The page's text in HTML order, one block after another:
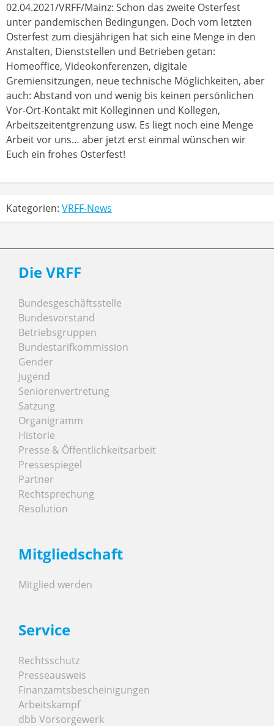
02.04.2021/VRFF/Mainz: Schon das zweite Osterfest
unter pandemischen Bedingungen. Doch vom letzten
Osterfest zum diesjährigen hat sich eine Menge in den
Anstalten, Dienststellen und Betrieben getan:
Homeoffice, Videokonferenzen, digitale
Gremiensitzungen, neue technische Möglichkeiten, aber
auch: Abstand von und wenig bis keinen persönlichen
Vor-Ort-Kontakt mit Kolleginnen und Kollegen,
Arbeitszeitentgrenzung usw. Es liegt noch eine Menge
Arbeit vor uns… aber jetzt erst einmal wünschen wir
Euch ein frohes Osterfest!
Kategorien: VRFF-News
Die VRFF
Bundesgeschäftsstelle
Bundesvorstand
Betriebsgruppen
Bundestarifkommission
Gender
Jugend
Seniorenvertretung
Satzung
Organigramm
Historie
Presse & Öffentlichkeitsarbeit
Pressespiegel
Partner
Rechtsprechung
Resolution
Mitgliedschaft
Mitglied werden
Service
Rechtsschutz
Presseausweis
Finanzamtsbescheinigungen
Arbeitskampf
dbb Vorsorgewerk